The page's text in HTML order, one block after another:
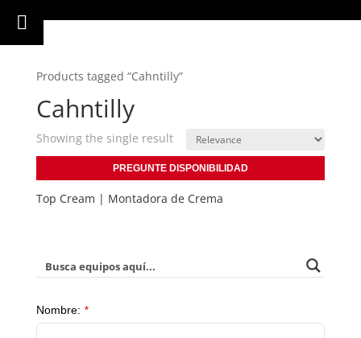
Products tagged “Cahntilly”
Cahntilly
Showing the single result
PREGUNTE DISPONIBILIDAD
Top Cream | Montadora de Crema
Website
URL
Nombre: *